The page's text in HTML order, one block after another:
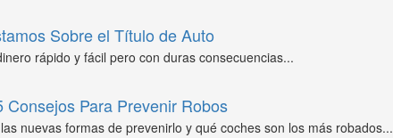
Sobre el Título de Auto
rápido y fácil pero con duras consecuencias...
Para Prevenir Robos
nuevas formas de prevenirlo y qué coches son los más robados...